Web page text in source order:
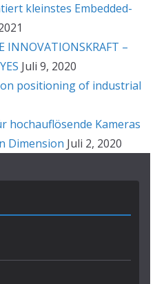
kleinstes Embedded-
INNOVATIONSKRAFT –
Juli 9, 2020
positioning of industrial
hochauflösende Kameras
Dimension Juli 2, 2020